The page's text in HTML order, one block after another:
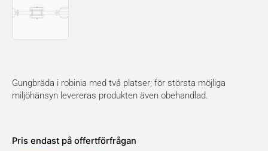
Gungbräda i robinia med två platser; för största möjliga
miljöhänsyn levereras produkten även obehandlad.
Pris endast på offertförfrågan